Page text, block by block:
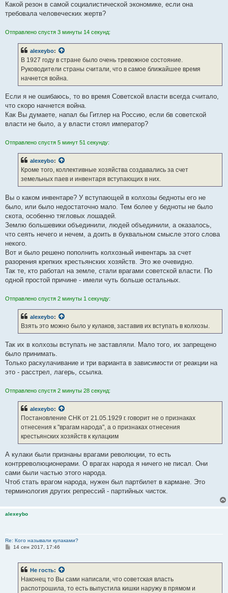
Какой резон в самой социалистической экономике, если она
требовала человеческих жертв?
Отправлено спустя 3 минуты 14 секунд:
alexeybo:
В 1927 году в стране было очень тревожное состояние.
Руководители страны считали, что в самое ближайшее время
начнется война.
Если я не ошибаюсь, то во время Советской власти всегда считало,
что скоро начнется война.
Как Вы думаете, напал бы Гитлер на Россию, если бв советской
власти не было, а у власти стоял император?
Отправлено спустя 5 минут 51 секунду:
alexeybo:
Кроме того, коллективные хозяйства создавались за счет
земельных паев и инвентаря вступающих в них.
Вы о каком инвентаре? У вступающей в колхозы бедноты его не
было, или было недостаточно мало. Тем более у бедноты не было
скота, особенно тягловых лошадей.
Землю большевики объединили, людей объединили, а оказалось,
что сеять нечего и нечем, а доить в буквальном смысле этого слова
некого.
Вот и было решено пополнить колхозный инвентарь за счет
разорения крепких крестьянских хозяйств. Это же очевидно.
Так те, кто работал на земле, стали врагами советской власти. По
одной простой причине - имели чуть больше остальных.
Отправлено спустя 2 минуты 1 секунду:
alexeybo:
Взять это можно было у кулаков, заставив их вступать в колхозы.
Так их в колхозы вступать не заставляли. Мало того, их запрещено
было принимать.
Только раскулачивание и три варианта в зависимости от реакции на
это - расстрел, лагерь, ссылка.
Отправлено спустя 2 минуты 28 секунд:
alexeybo:
Постановление СНК от 21.05.1929 г. говорит не о признаках
отнесения к "врагам народа", а о признаках отнесения
крестьянских хозяйств к кулацким
А кулаки были признаны врагами революции, то есть
контрреволюционерами. О врагах народа я ничего не писал. Они
сами были частью этого народа.
Чтоб стать врагом народа, нужен был партбилет в кармане. Это
терминология других репрессий - партийных чисток.
alexeybo
Re: Кого называли кулаками?
С14 сен 2017, 17:46
Не гость:
Наконец то Вы сами написали, что советская власть
распотрошила, то есть выпустила кишки наружу в прямом и